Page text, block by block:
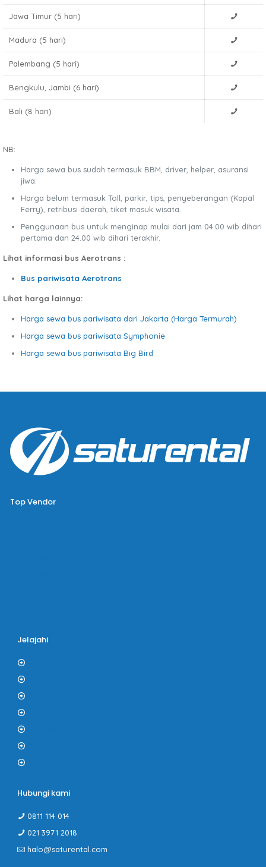
Jawa Timur (5 hari)
Madura (5 hari)
Palembang (5 hari)
Bengkulu, Jambi (6 hari)
Bali (8 hari)
NB:
Harga sewa bus sudah termasuk BBM, driver, helper, asuransi
jiwa.
Harga belum termasuk Toll, parkir, tips, penyeberangan (Kapal
Ferry), retribusi daerah, tiket masuk wisata.
Penggunaan bus untuk menginap mulai dari jam 04.00 wib dihari
pertama dan 24.00 wib dihari terakhir.
Lihat informasi bus Aerotrans :
Bus pariwisata Aerotrans
Lihat harga lainnya:
Harga sewa bus pariwisata dari Jakarta (Harga Termurah)
Harga sewa bus pariwisata Symphonie
Harga sewa bus pariwisata Big Bird
Top Vendor
Jelajahi
Hubungi kami
0811 114 014
021 3971 2018
halo@saturental.com